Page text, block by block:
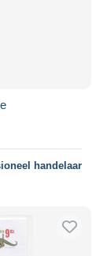
handelaar